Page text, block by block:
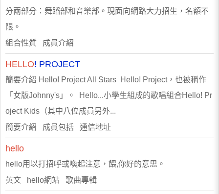
分兩部分：舞蹈部和音樂部。現面向網路大力招生，名額不
限。
組合性質 成員介紹
HELLO! PROJECT
簡要介紹 Hello! Project All Stars Hello! Project，也被稱作
「女版Johnny's」。 Hello...小學生組成的歌唱組合Hello! Pr
oject Kids（其中八位成員另外...
簡要介紹 成員包括 通信地址
hello
hello用以打招呼或喚起注意，餵,你好的意思。
英文 hello網站 歌曲專輯